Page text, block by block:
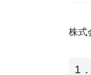
株式
1